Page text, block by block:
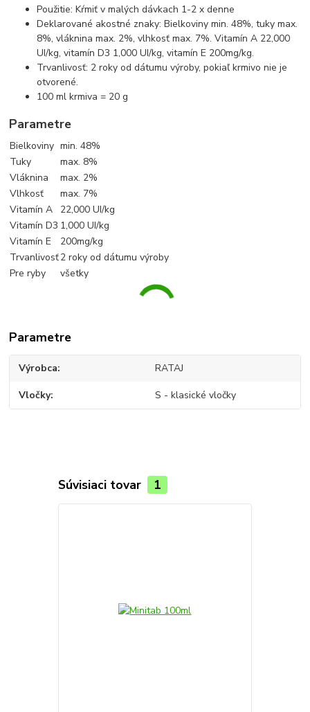
Použitie: Kŕmiť v malých dávkach 1-2 x denne
Deklarované akostné znaky: Bielkoviny min. 48%, tuky max.
8%, vláknina max. 2%, vlhkosť max. 7%. Vitamín A 22,000
UI/kg, vitamín D3 1,000 UI/kg, vitamín E 200mg/kg.
Trvanlivosť: 2 roky od dátumu výroby, pokiaľ krmivo nie je
otvorené.
100 ml krmiva = 20 g
Parametre
Bielkoviny min. 48%
Tuky
max. 8%
Vláknina
max. 2%
Vlhkosť
max. 7%
Vitamín A
22,000 UI/kg
Vitamín D3 1,000 UI/kg
Vitamín E
200mg/kg
Trvanlivosť2 roky od dátumu výroby
Pre ryby
všetky
Parametre
Výrobca RATAJ
Vločky S - klasické vločky
Súvisiaci tovar 1